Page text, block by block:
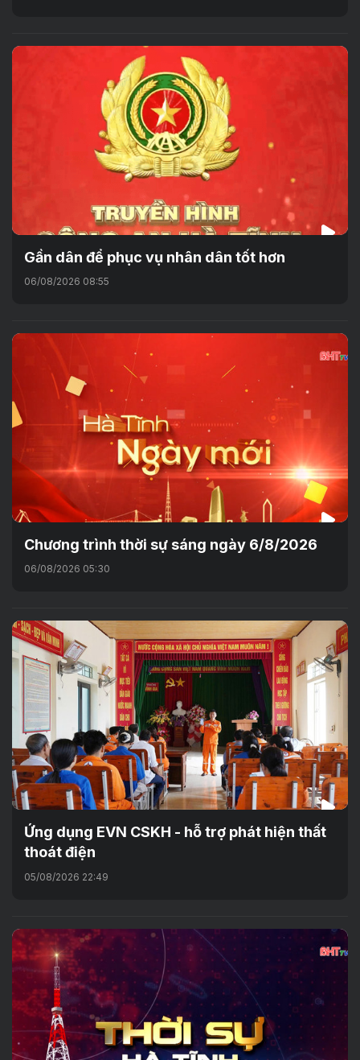
Gần dân để phục vụ nhân dân tốt hơn
06/08/2026 08:55
Chương trình thời sự sáng ngày 6/8/2026
06/08/2026 05:30
Ứng dụng EVN CSKH - hỗ trợ phát hiện thất
thoát điện
05/08/2026 22:49